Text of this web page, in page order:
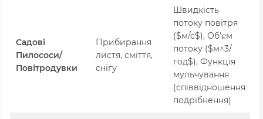
Садові
Пилососи/
Повітродувки
Прибирання
листя, сміття,
снігу
Швидкість
потоку повітря
($м/с$), Об'єм
потоку ($м^3/
год$), Функція
мульчування
(співвідношення
подрібнення)